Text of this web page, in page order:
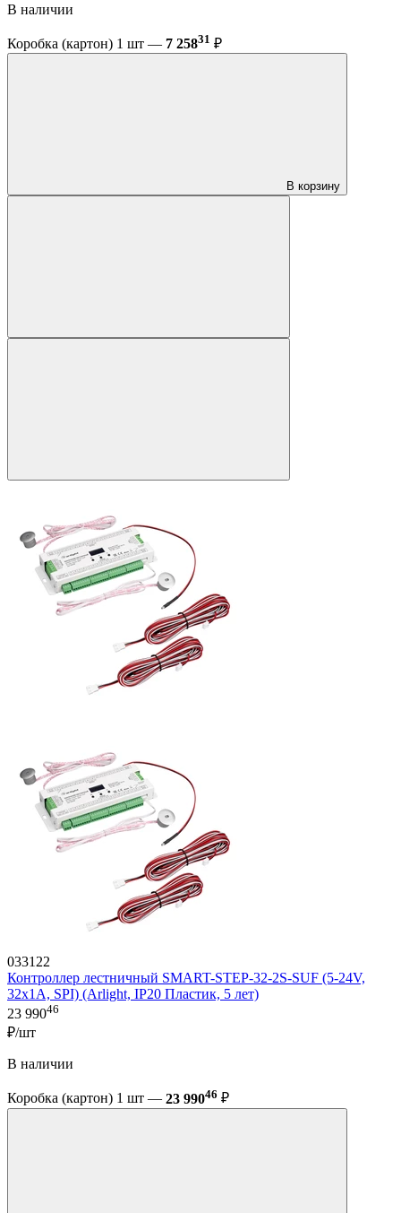
В наличии
Коробка (картон) 1 шт — 7 25831 ₽
В корзину
033122
Контроллер лестничный SMART-STEP-32-2S-SUF (5-24V,
32x1A, SPI) (Arlight, IP20 Пластик, 5 лет)
23 99046
₽/шт
В наличии
Коробка (картон) 1 шт — 23 99046 ₽